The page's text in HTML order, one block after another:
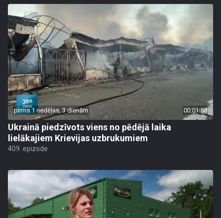
pirms 1 nedēļas, 3 dienām 00:01:58
Ukrainā piedzīvots viens no pēdējā laika
lielākajiem Krievijas uzbrukumiem
409. epizode